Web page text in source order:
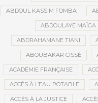
ABDOUL KASSIM FOMBA
ABDOULAYE MAÏGA
ABDRAHAMANE TIANI
ABOUBAKAR CISSÉ
ACADÉMIE FRANÇAISE
ACCÈS À L’EAU POTABLE
ACCÈS À LA JUSTICE